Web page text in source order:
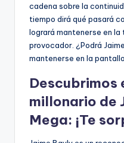
cadena sobre la
tiempo dirá qué pasará
logrará mantenerse en
provocador. ¿Podrá
mantenerse en la
Descubrimos
millonario de
Mega: ¡Te